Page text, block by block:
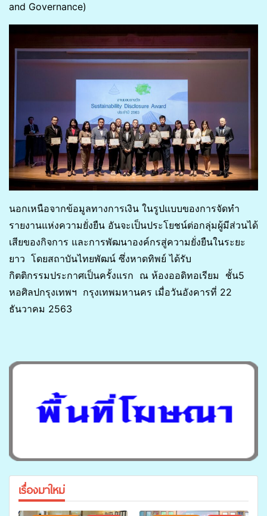
and Governance)
นอกเหนือจากข้อมูลทางการเงิน ในรูปแบบของการจัดทำ
รายงานแห่งความยั่งยืน อันจะเป็นประโยชน์ต่อกลุ่มผู้มีส่วนได้
เสียของกิจการ และการพัฒนาองค์กรสู่ความยั่งยืนในระยะ
ยาว โดยสถาบันไทยพัฒน์ ซึ่งหาดทิพย์ ได้รับ
กิตติกรรมประกาศเป็นครั้งแรก ณ ห้องออดิทอเรียม ชั้น5
หอศิลปกรุงเทพฯ กรุงเทพมหานคร เมื่อวันอังคารที่ 22
ธันวาคม 2563
เรื่องมาใหม่